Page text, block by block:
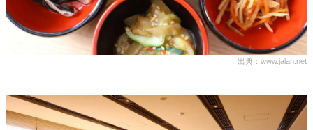
出典：www.jalan.net